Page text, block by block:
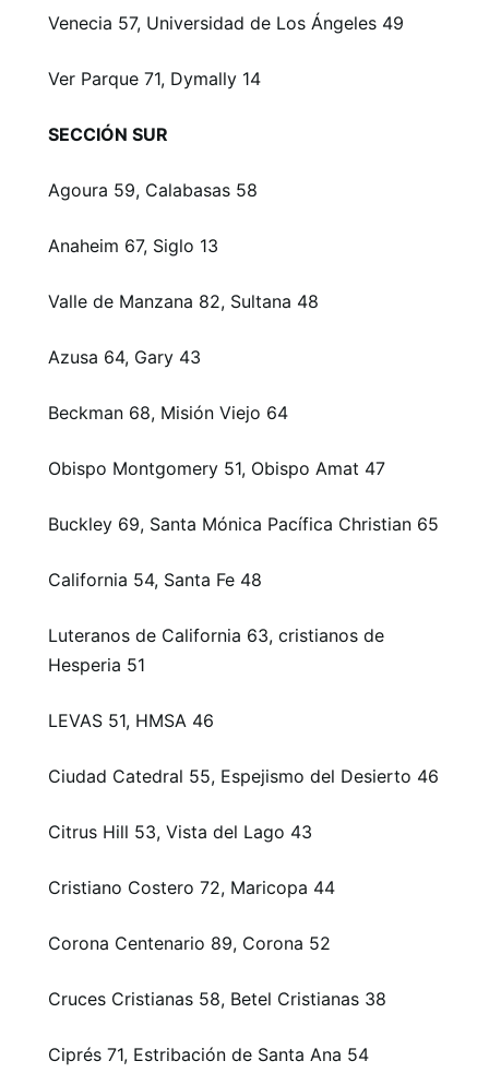
Venecia 57, Universidad de Los Ángeles 49
Ver Parque 71, Dymally 14
SECCIÓN SUR
Agoura 59, Calabasas 58
Anaheim 67, Siglo 13
Valle de Manzana 82, Sultana 48
Azusa 64, Gary 43
Beckman 68, Misión Viejo 64
Obispo Montgomery 51, Obispo Amat 47
Buckley 69, Santa Mónica Pacífica Christian 65
California 54, Santa Fe 48
Luteranos de California 63, cristianos de
Hesperia 51
LEVAS 51, HMSA 46
Ciudad Catedral 55, Espejismo del Desierto 46
Citrus Hill 53, Vista del Lago 43
Cristiano Costero 72, Maricopa 44
Corona Centenario 89, Corona 52
Cruces Cristianas 58, Betel Cristianas 38
Ciprés 71, Estribación de Santa Ana 54